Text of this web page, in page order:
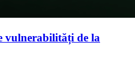
vulnerabilități de la